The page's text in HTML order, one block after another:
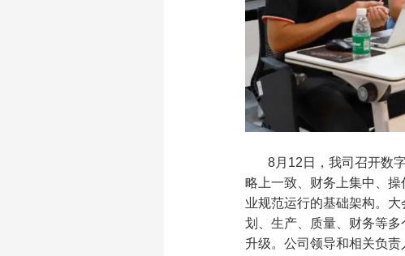
8月12日，我司召开数
略上一致、财务上集中、
业规范运行的基础架构。
划、生产、质量、财务等
升级。公司领导和相关负责